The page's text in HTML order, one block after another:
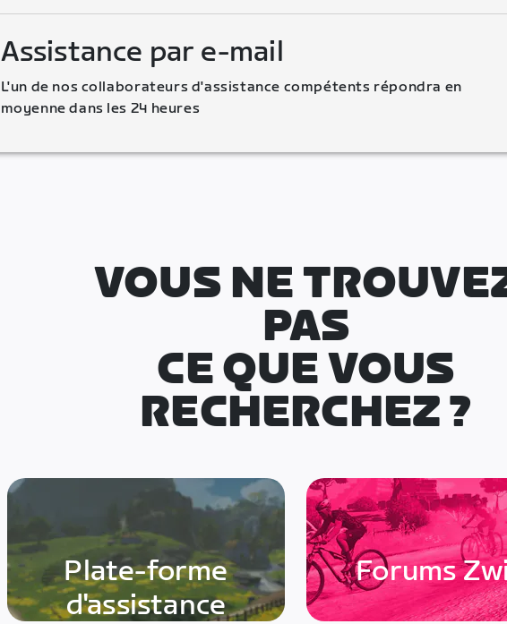
Assistance par e-mail
L'un de nos collaborateurs d'assistance compétents répondra en
moyenne dans les 24 heures
VOUS NE
PAS
CE QUE VOUS
RECHERCHEZ ?
Plate-forme
d'assistance
Forums